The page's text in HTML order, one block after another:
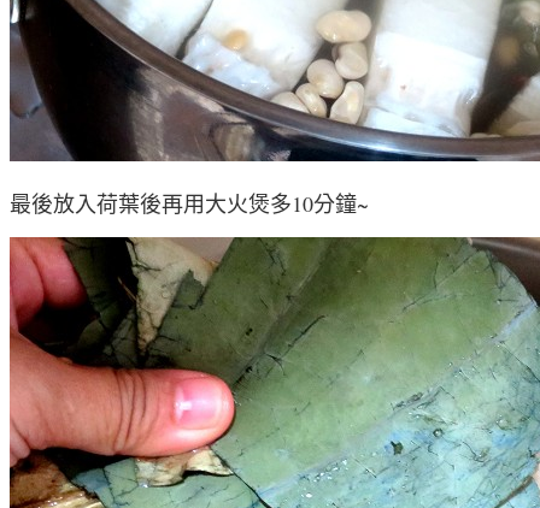
最後放入荷葉後再用大火煲多10分鐘~